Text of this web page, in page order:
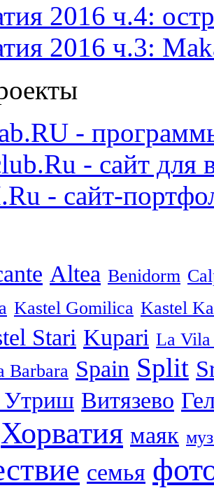
2016 ч.4:
2016 ч.3:
-
- сайт для
- сайт-
Altea Benidorm
Kastel Gomilica Kastel
Stari Kupari La Vila
Barbara Spain Split
Утриш Витязево
Хорватия маяк
семья